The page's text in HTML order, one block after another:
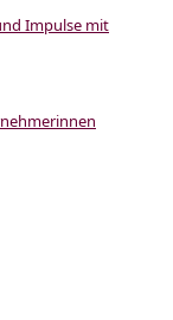
Impulse mit